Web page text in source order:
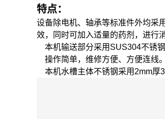
特点：
设备除电机、轴承等标准件外均采
效，同时可加入适量的药剂，进行
本机输送部分采用SUS304不锈
操作简单，维修方便、方便连线。
本机水槽主体不锈钢采用2mm厚